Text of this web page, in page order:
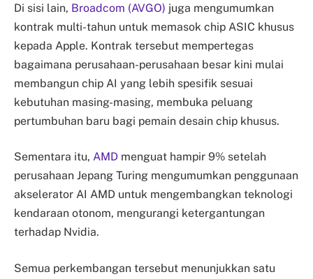
Di sisi lain, Broadcom (AVGO) juga mengumumkan
kontrak multi-tahun untuk memasok chip ASIC khusus
kepada Apple. Kontrak tersebut mempertegas
bagaimana perusahaan-perusahaan besar kini mulai
membangun chip AI yang lebih spesifik sesuai
kebutuhan masing-masing, membuka peluang
pertumbuhan baru bagi pemain desain chip khusus.
Sementara itu, AMD menguat hampir 9% setelah
perusahaan Jepang Turing mengumumkan penggunaan
akselerator AI AMD untuk mengembangkan teknologi
kendaraan otonom, mengurangi ketergantungan
terhadap Nvidia.
Semua perkembangan tersebut menunjukkan satu